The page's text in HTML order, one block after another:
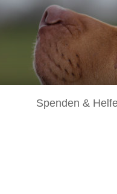
Spenden &